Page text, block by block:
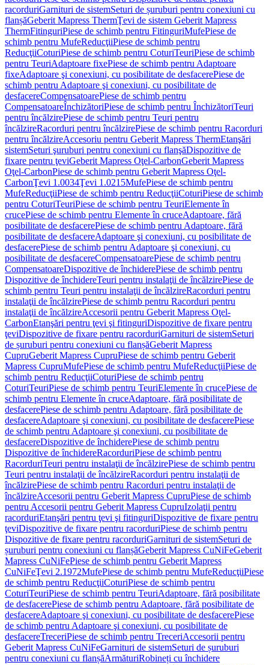
racorduriGarnituri de sistemSeturi de șuruburi pentru conexiuni cu
flanșăGeberit Mapress ThermŢevi de sistem Geberit Mapress
ThermFitinguriPiese de schimb pentru FitinguriMufePiese de
schimb pentru MufeReducţiiPiese de schimb pentru
ReducţiiCoturiPiese de schimb pentru CoturiTeuriPiese de schimb
pentru TeuriAdaptoare fixePiese de schimb pentru Adaptoare
fixeAdaptoare şi conexiuni, cu posibilitate de desfacerePiese de
schimb pentru Adaptoare şi conexiuni, cu posibilitate de
desfacereCompensatoarePiese de schimb pentru
CompensatoareÎnchizătoriPiese de schimb pentru ÎnchizătoriTeuri
pentru încălzirePiese de schimb pentru Teuri pentru
încălzireRacorduri pentru încălzirePiese de schimb pentru Racorduri
pentru încălzireAccesoriu pentru Geberit Mapress ThermEtanşări
sistemSeturi şuruburi pentru conexiuni cu flanşăDispozitive de
fixare pentru ţeviGeberit Mapress Oţel-CarbonGeberit Mapress
Oţel-CarbonPiese de schimb pentru Geberit Mapress Oţel-
CarbonŢevi 1.0034Ţevi 1.0215MufePiese de schimb pentru
MufeReducţiiPiese de schimb pentru ReducţiiCoturiPiese de schimb
pentru CoturiTeuriPiese de schimb pentru TeuriElemente în
crucePiese de schimb pentru Elemente în cruceAdaptoare, fără
posibilitate de desfacerePiese de schimb pentru Adaptoare, fără
posibilitate de desfacereAdaptoare şi conexiuni, cu posibilitate de
desfacerePiese de schimb pentru Adaptoare şi conexiuni, cu
posibilitate de desfacereCompensatoarePiese de schimb pentru
CompensatoareDispozitive de închiderePiese de schimb pentru
Dispozitive de închidereTeuri pentru instalaţii de încălzirePiese de
schimb pentru Teuri pentru instalaţii de încălzireRacorduri pentru
instalaţii de încălzirePiese de schimb pentru Racorduri pentru
instalaţii de încălzireAccesorii pentru Geberit Mapress Oţel-
CarbonEtanşări pentru ţevi şi fitinguriDispozitive de fixare pentru
ţeviDispozitive de fixare pentru racorduriGarnituri de sistemSeturi
de șuruburi pentru conexiuni cu flanșăGeberit Mapress
CupruGeberit Mapress CupruPiese de schimb pentru Geberit
Mapress CupruMufePiese de schimb pentru MufeReducţiiPiese de
schimb pentru ReducţiiCoturiPiese de schimb pentru
CoturiTeuriPiese de schimb pentru TeuriElemente în crucePiese de
schimb pentru Elemente în cruceAdaptoare, fără posibilitate de
desfacerePiese de schimb pentru Adaptoare, fără posibilitate de
desfacereAdaptoare şi conexiuni, cu posibilitate de desfacerePiese
de schimb pentru Adaptoare şi conexiuni, cu posibilitate de
desfacereDispozitive de închiderePiese de schimb pentru
Dispozitive de închidereRacorduriPiese de schimb pentru
RacorduriTeuri pentru instalaţii de încălzirePiese de schimb pentru
Teuri pentru instalaţii de încălzireRacorduri pentru instalaţii de
încălzirePiese de schimb pentru Racorduri pentru instalaţii de
încălzireAccesorii pentru Geberit Mapress CupruPiese de schimb
pentru Accesorii pentru Geberit Mapress CupruIzolaţii pentru
racorduriEtanşări pentru ţevi şi fitinguriDispozitive de fixare pentru
ţeviDispozitive de fixare pentru racorduriPiese de schimb pentru
Dispozitive de fixare pentru racorduriGarnituri de sistemSeturi de
șuruburi pentru conexiuni cu flanșăGeberit Mapress CuNiFeGeberit
Mapress CuNiFePiese de schimb pentru Geberit Mapress
CuNiFeŢevi 2.1972MufePiese de schimb pentru MufeReducţiiPiese
de schimb pentru ReducţiiCoturiPiese de schimb pentru
CoturiTeuriPiese de schimb pentru TeuriAdaptoare, fără posibilitate
de desfacerePiese de schimb pentru Adaptoare, fără posibilitate de
desfacereAdaptoare şi conexiuni, cu posibilitate de desfacerePiese
de schimb pentru Adaptoare şi conexiuni, cu posibilitate de
desfacereTreceriPiese de schimb pentru TreceriAccesorii pentru
Geberit Mapress CuNiFeGarnituri de sistemSeturi de șuruburi
pentru conexiuni cu flanșăArmăturiRobineți cu închidere